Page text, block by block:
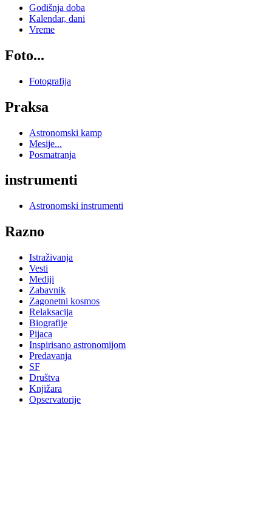
Godišnja doba
Kalendar, dani
Vreme
Foto...
Fotografija
Praksa
Astronomski kamp
Mesije...
Posmatranja
instrumenti
Astronomski instrumenti
Razno
Istraživanja
Vesti
Mediji
Zabavnik
Zagonetni kosmos
Relaksacija
Biografije
Pijaca
Inspirisano astronomijom
Predavanja
SF
Društva
Knjižara
Opservatorije